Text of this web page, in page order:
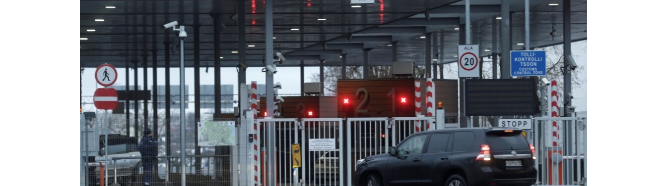
УКРАИНСКАЯ ПРОБЛЕМА КРЫМА